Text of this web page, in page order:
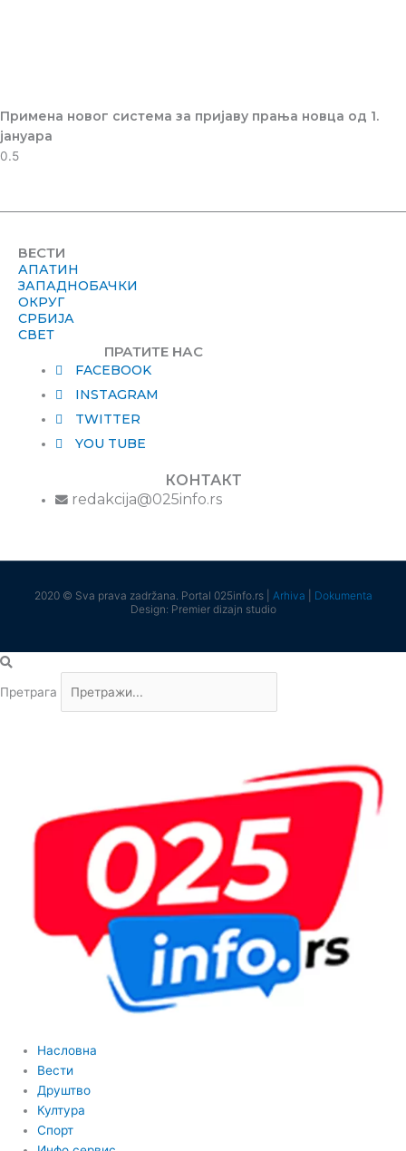
Примена новог система за пријаву прања новца од 1.
јануара
ВЕСТИ
АПАТИН
ЗАПАДНОБАЧКИ
ОКРУГ
СРБИЈА
СВЕТ
ПРАТИТЕ НАС
FACEBOOK
INSTAGRAM
TWITTER
YOU TUBE
КОНТАКТ
redakcija@025info.rs
2020 © Sva prava zadržana. Portal 025info.rs | Arhiva
Dokumenta
Design: Premier dizajn studio
Претрага
Насловна
Вести
Друштво
Култура
Спорт